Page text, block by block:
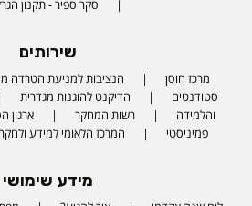
סקר ספיר - תקנון
שירותים
מרכז חוסן הנציבות למניעת הטרדה
סטודנטים
הדיקנט להוגנות מגדרית
והלמידה
רשות המחקר ארגון
פמיניסטי
המרכז הלאומי למידע
מידע שימושי